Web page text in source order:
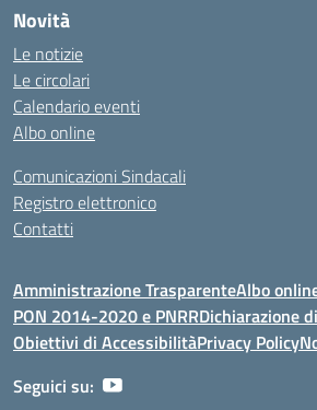
Novità
Le notizie
Le circolari
Calendario eventi
Albo online
Comunicazioni Sindacali
Registro elettronico
Contatti
Amministrazione TrasparenteAlbo
PON 2014-2020 e PNRRDichiarazione
Obiettivi di AccessibilitàPrivacy Policy
Seguici su: